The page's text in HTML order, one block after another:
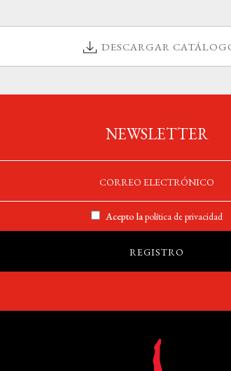
DESCARGAR
NEWSLETTER
Acepto lapolítica de privacidad